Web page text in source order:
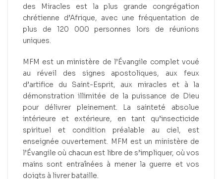
des Miracles est la plus grande congrégation
chrétienne d’Afrique, avec une fréquentation de
plus de 120 000 personnes lors de réunions
uniques.
MFM est un ministère de l’Évangile complet voué
au réveil des signes apostoliques, aux feux
d’artifice du Saint-Esprit, aux miracles et à la
démonstration illimitée de la puissance de Dieu
pour délivrer pleinement. La sainteté absolue
intérieure et extérieure, en tant qu’insecticide
spirituel et condition préalable au ciel, est
enseignée ouvertement. MFM est un ministère de
l’Évangile où chacun est libre de s’impliquer, où vos
mains sont entraînées à mener la guerre et vos
doigts à livrer bataille.